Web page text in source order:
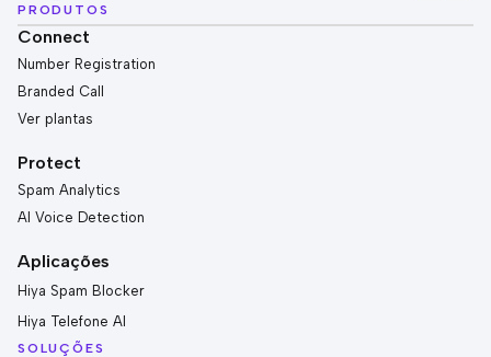
PRODUTOS
Connect
Number Registration
Branded Call
Ver plantas
Protect
Spam Analytics
AI Voice Detection
Aplicações
Hiya Spam Blocker
Hiya Telefone AI
SOLUÇÕES